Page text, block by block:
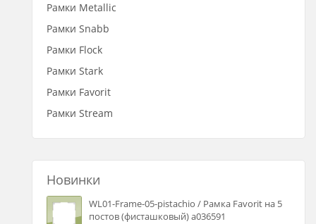
Рамки Metallic
Рамки Snabb
Рамки Flock
Рамки Stark
Рамки Favorit
Рамки Stream
Новинки
WL01-Frame-05-pistachio / Рамка Favorit на 5
постов (фисташковый) a036591